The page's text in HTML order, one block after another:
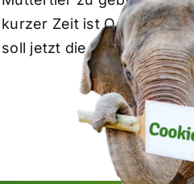
kurzer Zeit ist Oona
soll jetzt die Ursache